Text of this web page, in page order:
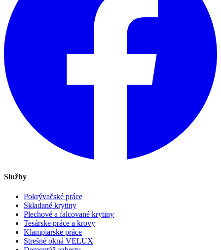
Služby
Pokrývačské práce
Skladané krytiny
Plechové a falcované krytiny
Tesárske práce a krovy
Klampiarske práce
Strešné okná VELUX